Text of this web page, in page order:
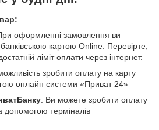
оформленні замовлення ви
картою Online. Перевірте,
ліміт оплати через інтернет.
зробити оплату на карту
онлайн системи «Приват 24»
. Ви можете зробити оплату
допомогою терміналів